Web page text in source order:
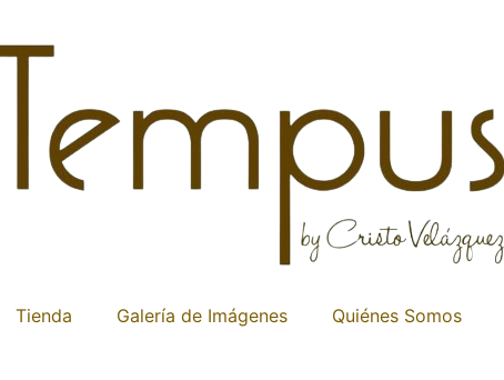
Tienda Galería de Imágenes Quiénes Somos